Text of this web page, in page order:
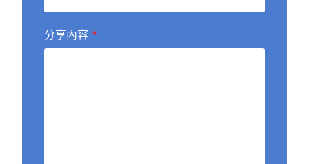
分享內容 *